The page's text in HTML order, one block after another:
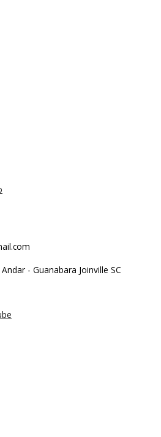
- Guanabara Joinville SC